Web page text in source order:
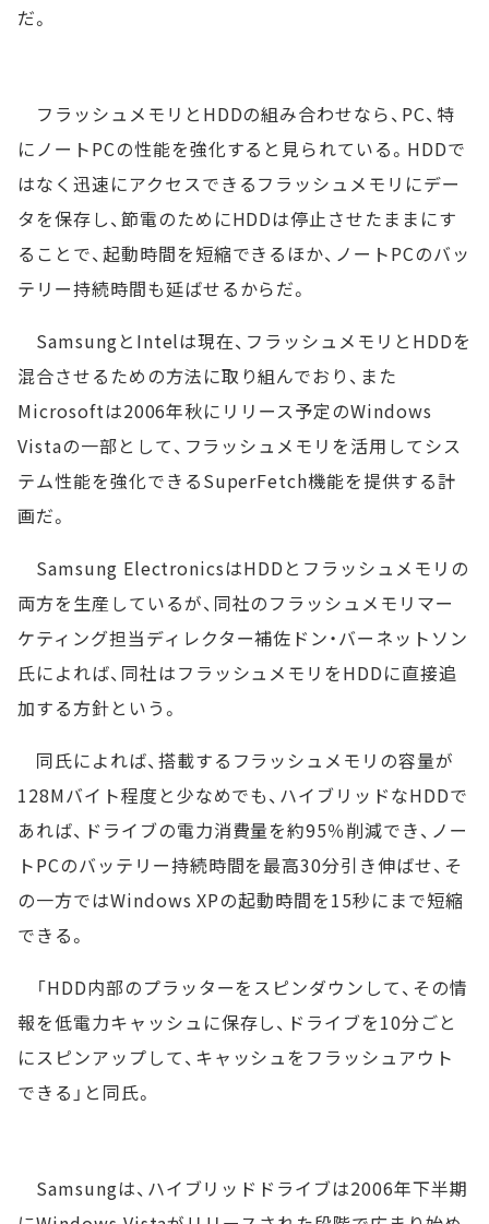
だ。
フラッシュメモリとHDDの組み合わせなら、PC、特
にノートPCの性能を強化すると見られている。HDDで
はなく迅速にアクセスできるフラッシュメモリにデー
タを保存し、節電のためにHDDは停止させたままにす
ることで、起動時間を短縮できるほか、ノートPCのバッ
テリー持続時間も延ばせるからだ。
SamsungとIntelは現在、フラッシュメモリとHDDを
混合させるための方法に取り組んでおり、また
Microsoftは2006年秋にリリース予定のWindows
Vistaの一部として、フラッシュメモリを活用してシス
テム性能を強化できるSuperFetch機能を提供する計
画だ。
Samsung ElectronicsはHDDとフラッシュメモリの
両方を生産しているが、同社のフラッシュメモリマー
ケティング担当ディレクター補佐ドン・バーネットソン
氏によれば、同社はフラッシュメモリをHDDに直接追
加する方針という。
同氏によれば、搭載するフラッシュメモリの容量が
128Mバイト程度と少なめでも、ハイブリッドなHDDで
あれば、ドライブの電力消費量を約95％削減でき、ノー
トPCのバッテリー持続時間を最高30分引き伸ばせ、そ
の一方ではWindows XPの起動時間を15秒にまで短縮
できる。
「HDD内部のプラッターをスピンダウンして、その情
報を低電力キャッシュに保存し、ドライブを10分ごと
にスピンアップして、キャッシュをフラッシュアウト
できる」と同氏。
Samsungは、ハイブリッドドライブは2006年下半期